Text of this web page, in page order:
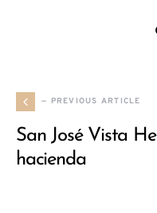
— PREVIOUS ARTICLE
San José Vista
hacienda